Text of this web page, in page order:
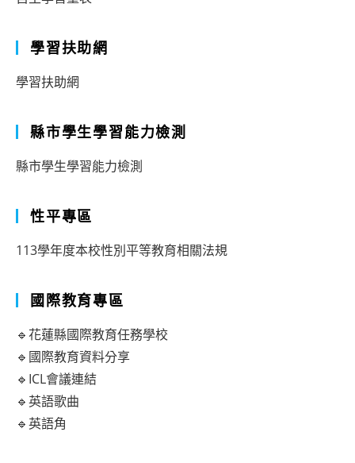
學習扶助網
學習扶助網
縣市學生學習能力檢測
縣市學生學習能力檢測
性平專區
113學年度本校性別平等教育相關法規
國際教育專區
🔹花蓮縣國際教育任務學校
🔹國際教育資料分享
🔹ICL會議連結
🔹英語歌曲
🔹英語角